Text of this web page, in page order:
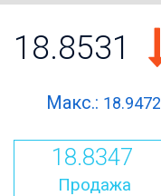
18.8531
Макс.: 18.9472
18.8347
Продажа